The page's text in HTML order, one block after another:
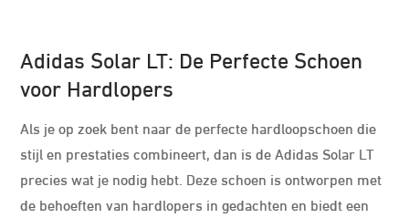
Adidas Solar LT: De Perfecte Schoen
voor Hardlopers
Als je op zoek bent naar de perfecte hardloopschoen die
stijl en prestaties combineert, dan is de Adidas Solar LT
precies wat je nodig hebt. Deze schoen is ontworpen met
de behoeften van hardlopers in gedachten en biedt een